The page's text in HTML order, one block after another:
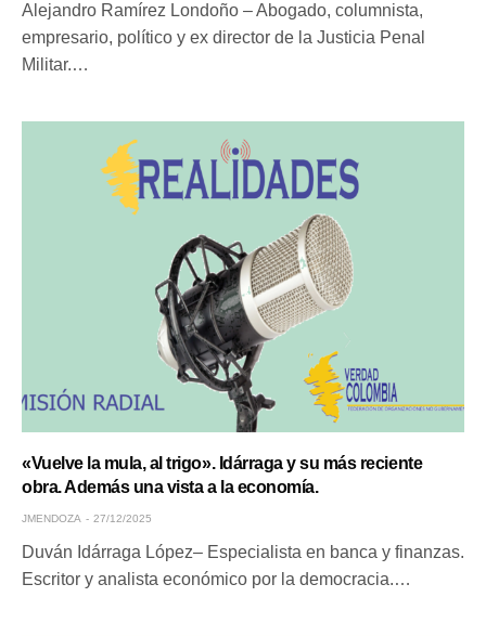
Alejandro Ramírez Londoño – Abogado, columnista,
empresario, político y ex director de la Justicia Penal
Militar.…
«Vuelve la mula, al trigo». Idárraga y su más reciente
obra. Además una vista a la economía.
JMENDOZA 27/12/2025
Duván Idárraga López– Especialista en banca y finanzas.
Escritor y analista económico por la democracia.…